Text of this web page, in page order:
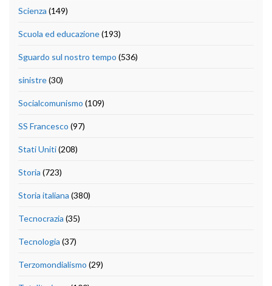
Scienza (149)
Scuola ed educazione(193)
Sguardo sul nostro tempo (536)
sinistre(30)
Socialcomunismo (109)
SS Francesco (97)
Stati Uniti(208)
Storia (723)
Storia italiana (380)
Tecnocrazia (35)
Tecnologia (37)
Terzomondialismo (29)